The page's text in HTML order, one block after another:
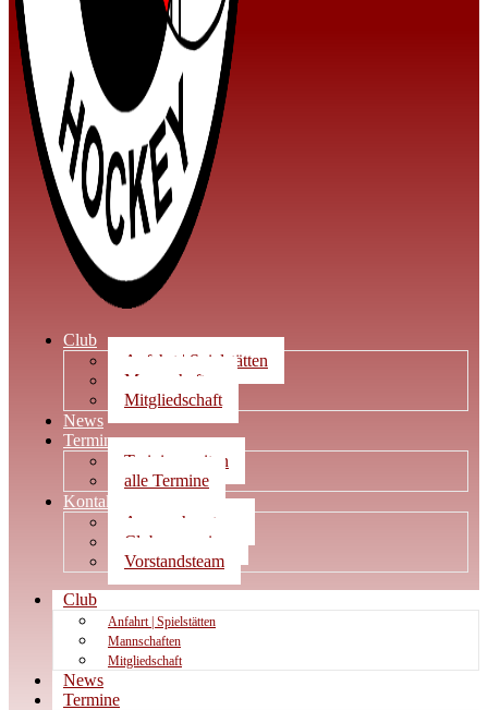
Club
Anfahrt | Spielstätten
Mannschaften
Mitgliedschaft
News
Termine
Trainingszeiten
alle Termine
Kontakt
Ansprechpartner
Clubwegweiser
Vorstandsteam
Club
Anfahrt | Spielstätten
Mannschaften
Mitgliedschaft
News
Termine